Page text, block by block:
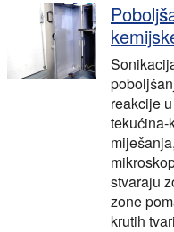
reakcije
tekućina-
stvaraju
zone
krutih